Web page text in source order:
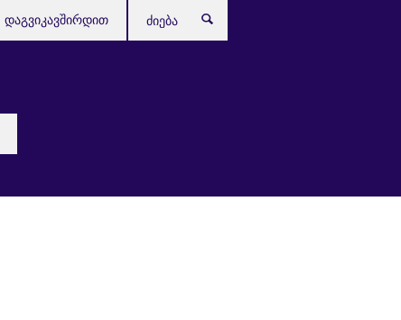
დაგვიკავშირდით